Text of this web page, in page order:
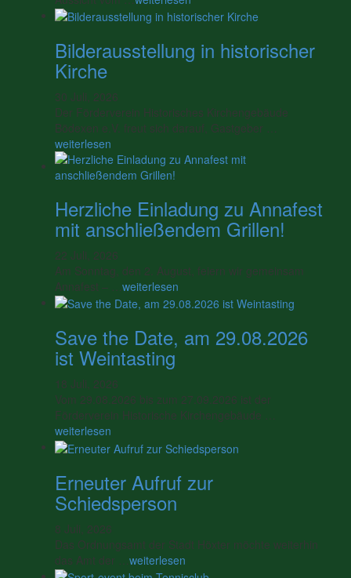
Bilderausstellung in historischer
Kirche
30 Juli, 2026
Der Förderverein Historisches Kirchengebäude
Bödexen e.V. freut sich darauf, Gastgeber …
weiterlesen
Herzliche Einladung zu Annafest
mit anschließendem Grillen!
22 Juli, 2026
Am Sonntag, den 2. August, feiern wir gemeinsam
Annafest – … weiterlesen
Save the Date, am 29.08.2026
ist Weintasting
18 Juli, 2026
Vom 29.08.2026 bis zum 27.09.2026 ist der
Förderverein Historische Kirchengebäude …
weiterlesen
Erneuter Aufruf zur
Schiedsperson
8 Juli, 2026
Das Ordnungsamt der Stadt Höxter möchte weiterhin
das Amt der … weiterlesen